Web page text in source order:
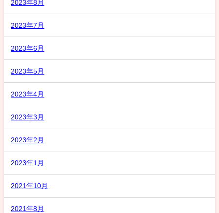
2023年8月
2023年7月
2023年6月
2023年5月
2023年4月
2023年3月
2023年2月
2023年1月
2021年10月
2021年8月